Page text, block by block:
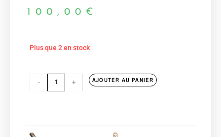
100,00 €
Plus que 2 en stock
- + AJOUTER AU PANIER